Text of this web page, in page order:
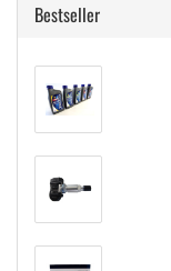
Bestseller